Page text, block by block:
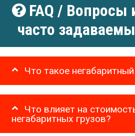
FAQ / Вопросы
часто
Что такое негабаритный
Что влияет на
негабаритных грузов?